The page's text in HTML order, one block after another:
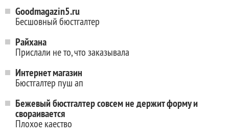
Goodmagazin5.ru
Бесшовный бюстгалтер
Райхана
Прислали не то, что заказывала
Интернет магазин
Бюстгалтер пуш ап
Бежевый бюстгалтер совсем не держит форму и
свораивается
Плохое каество